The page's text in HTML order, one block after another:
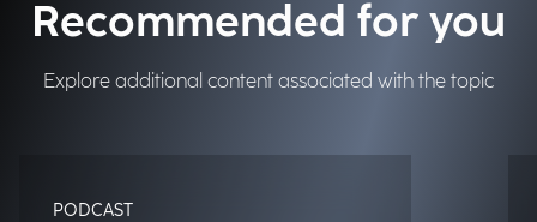
Recommended for you
Explore additional content associated with the topic
PODCAST